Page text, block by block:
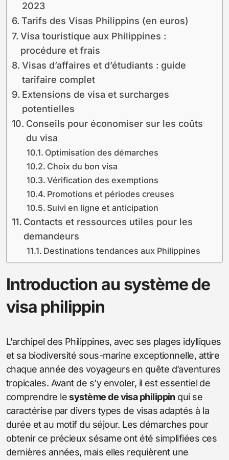
2023
Tarifs des Visas Philippins (en euros)
Visa touristique aux Philippines :
procédure et frais
Visas d’affaires et d’étudiants : guide
tarifaire complet
Extensions de visa et surcharges
potentielles
Conseils pour économiser sur les coûts
du visa
Optimisation des démarches
Choix du bon visa
Vérification des exemptions
Promotions et périodes creuses
Suivi en ligne et anticipation
Contacts et ressources utiles pour les
demandeurs
Destinations tendances aux Philippines
Introduction au système de
visa philippin
L’archipel des Philippines, avec ses plages idylliques
et sa biodiversité sous-marine exceptionnelle, attire
chaque année des voyageurs en quête d’aventures
tropicales. Avant de s’y envoler, il est essentiel de
comprendre lesystème de visa philippin qui se
caractérise par divers types de visas adaptés à la
durée et au motif du séjour. Les démarches pour
obtenir ce précieux sésame ont été simplifiées ces
dernières années, mais elles requièrent une